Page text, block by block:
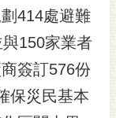
414處避難
150家業者
簽訂576份
保災民基本